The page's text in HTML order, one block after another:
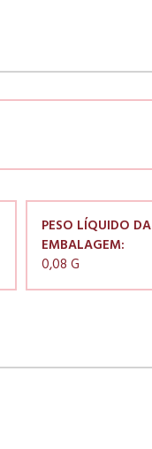
PESO LÍQUIDO DA
EMBALAGEM:
0,08 G